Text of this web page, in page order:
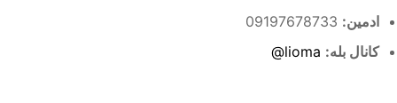
ادمین:
کانال بله: lioma@